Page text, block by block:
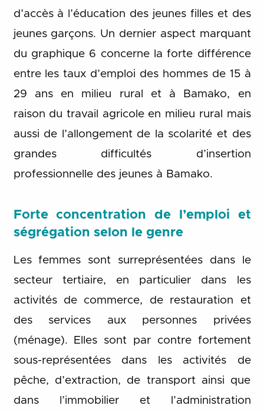
d’accès à l’éducation des jeunes filles et des
jeunes garçons. Un dernier aspect marquant
du graphique 6 concerne la forte différence
entre les taux d’emploi des hommes de 15 à
29 ans en milieu rural et à Bamako, en
raison du travail agricole en milieu rural mais
aussi de l’allongement de la scolarité et des
grandes difficultés d’insertion
professionnelle des jeunes à Bamako.
Forte concentration de l’emploi et
ségrégation selon le genre
Les femmes sont surreprésentées dans le
secteur tertiaire, en particulier dans les
activités de commerce, de restauration et
des services aux personnes privées
(ménage). Elles sont par contre fortement
sous-représentées dans les activités de
pêche, d’extraction, de transport ainsi que
dans l’immobilier et l’administration